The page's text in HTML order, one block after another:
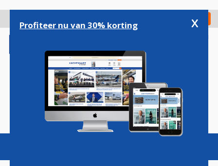
gaan
Check in
Magazine Podcasts Vacatures
Profiteer nu van 30% korting x